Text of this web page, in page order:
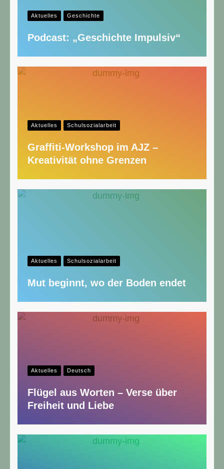
Aktuelles Geschichte
Podcast: „Geschichte Impulsiv“
Aktuelles Schulsozialarbeit
Graffiti-Workshop im AJZ –
Kreativität ohne Grenzen
Aktuelles Schulsozialarbeit
Mut beginnt, wo der Boden endet
Aktuelles Deutsch
Flügel aus Worten – Verse über
Freiheit und Liebe